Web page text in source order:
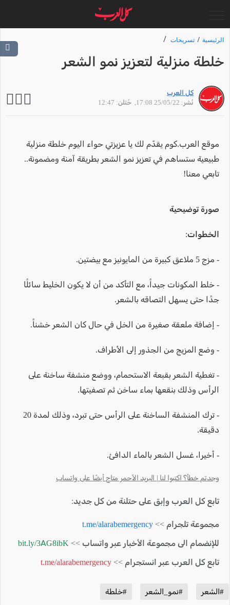
الرئيسية تسريحات
خلطة منزلية لتعزيز نمو الشعر
كل العرب
نُشر: 25/05/22 17:08
, حُتلن: 12:47
موقع العرب.كوم يقدّم لك يا عزيزتي حواء اليوم خلطة منزلية
طبيعية ستساهم في تعزيز نمو الشعر بطريقة آمنة ومضمونة..
تابعي معنا!
صورة توضيحية
الخطوات:
- مزج 5 ملاعق كبيرة من المايونيز مع بيضتين.
- خلط المكونات جيداً، مع التأكد من أن لا يكون الخليط سائلًا
جدًا حتى يسهل التصاقه بالشعر.
- إضافة ملعقة صغيرة من الخل في حال كان الشعر خشناً.
- وضع المزيج من الجذور إلى الأطراف.
- تغطية الشعر بقبعة الاستحمام، ووضع منشفة ساخنة على
الرأس وذلك بنقعها بماء ساخن ثم تصفيتها.
- ترك المنشفة الساخنة على الرأس حتى تبرد، وذلك لمدة 20
دقيقة.
- أخيرا، غسل الشعر بالماء الدافئ.
وجدتم خطأ؟ اكتبوا لنا | البريد الأحمر متاح أيضًا على واتساب
تابع كل العرب وإبق على حتلنة من كل جديد:
مجموعة تلجرام >> t.me/alarabemergency
للإنضمام الى مجموعة الأخبار عبر واتساب >> bit.ly/3AG8ibK
تابع كل العرب عبر انستجرام >> t.me/alarabemergency
#الشعر #نمو_الشعر #خلطة